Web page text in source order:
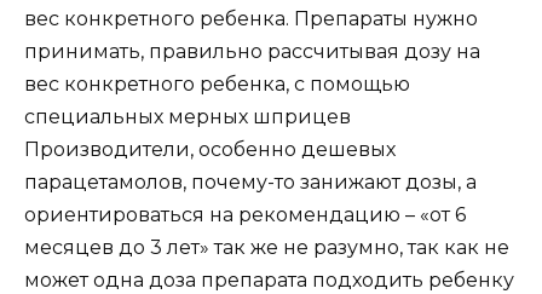
вес конкретного ребенка. Препараты нужно
принимать, правильно рассчитывая дозу на
вес конкретного ребенка, с помощью
специальных мерных шприцев
Производители, особенно дешевых
парацетамолов, почему-то занижают дозы, а
ориентироваться на рекомендацию – «от 6
месяцев до 3 лет» так же не разумно, так как не
может одна доза препарата подходить ребенку